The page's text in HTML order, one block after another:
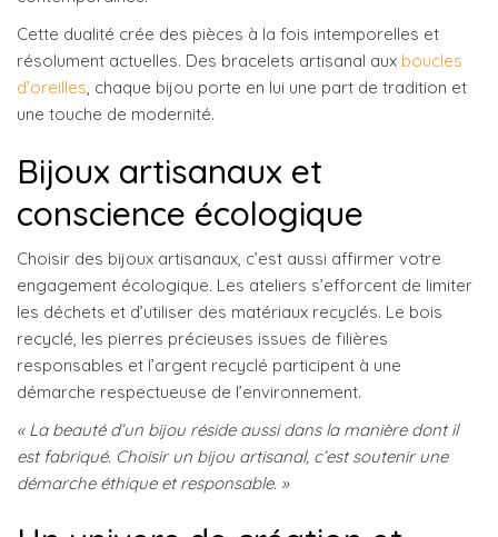
Cette dualité crée des pièces à la fois intemporelles et
résolument actuelles. Des bracelets artisanal aux boucles
d’oreilles, chaque bijou porte en lui une part de tradition et
une touche de modernité.
Bijoux artisanaux et
conscience écologique
Choisir des bijoux artisanaux, c’est aussi affirmer votre
engagement écologique. Les ateliers s’efforcent de limiter
les déchets et d’utiliser des matériaux recyclés. Le bois
recyclé, les pierres précieuses issues de filières
responsables et l’argent recyclé participent à une
démarche respectueuse de l’environnement.
« La beauté d’un bijou réside aussi dans la manière dont il
est fabriqué. Choisir un bijou artisanal, c’est soutenir une
démarche éthique et responsable. »